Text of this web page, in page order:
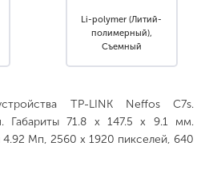
Li-polymer (Литий-
полимерный),
Съемный
TP-LINK Neffos C7s.
Габариты 71.8 x 147.5 x 9.1 мм.
Мп, 2560 x 1920 пикселей, 640